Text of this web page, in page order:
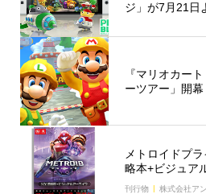
ジ」が7月21日
『マリオカー
ーツアー」開幕
メトロイドプ
略本+ビジュア
刊行物 株式会社ア